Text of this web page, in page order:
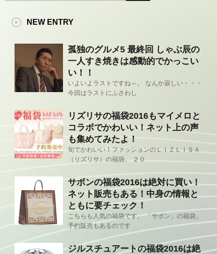
NEW ENTRY
孤独のグルメ5 最終回 しゃぶ辰の
一人すき焼きは感動的でかっこい
い！！
いよいよラストですね～。 なんか寂しい・・・
今回はラストにふさわし
リズリサの福袋2016もマイメロと
コラボでかわいい！ネット上の声
も集めてみたよ！
旬でかわいい！ファッションのＬＩＺＬＩＳＡ
（リズリサ）の福袋。 ２０
サボンの福袋2016は絶対に買い！
ネット販売もある！中身の情報と
ともに要チェック！
こちらも人気の福袋です。 「サボン」の福袋。
予約販売もあるのです
ジルスチュアートの福袋2016は絶